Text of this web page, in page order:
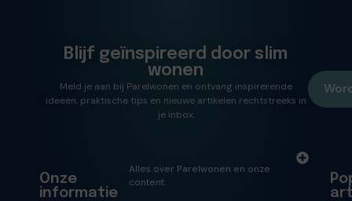
Blijf geïnspireerd door slim
wonen
Meld je aan bij Parelwonen en ontvang inspirerende
ideeën, praktische tips en nieuwe artikelen rechtstreeks in
je inbox.
Onze
informatie
Alles over Parelwonen en onze
content.